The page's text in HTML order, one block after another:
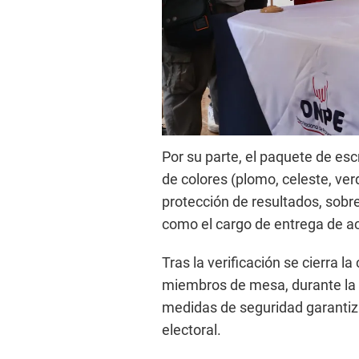
Por su parte, el paquete de
de colores (plomo, celeste,
protección de resultados,
como el cargo de entrega de
Tras la verificación se cierra la
miembros de mesa, durante
medidas de seguridad
electoral.